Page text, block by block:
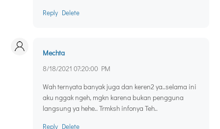
Reply Delete
Mechta
8/18/2021 07:20:00 PM
Wah ternyata banyak juga dan keren2 ya..selama ini
aku nggak ngeh, mgkn karena bukan pengguna
langsung ya hehe.. Trmksh infonya Teh..
Reply Delete